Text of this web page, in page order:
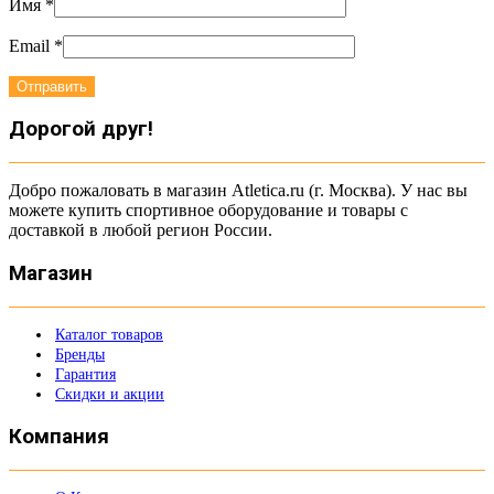
Имя *
Email *
Дорогой друг!
Добро пожаловать в магазин Atletica.ru (г. Москва). У нас вы
можете купить спортивное оборудование и товары с
доставкой в любой регион России.
Магазин
Каталог товаров
Бренды
Гарантия
Скидки и акции
Компания